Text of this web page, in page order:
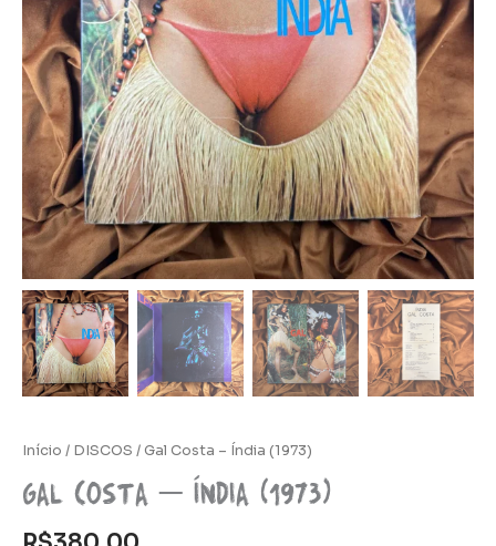
Início / DISCOS / Gal Costa – Índia (1973)
Gal Costa – Índia (1973)